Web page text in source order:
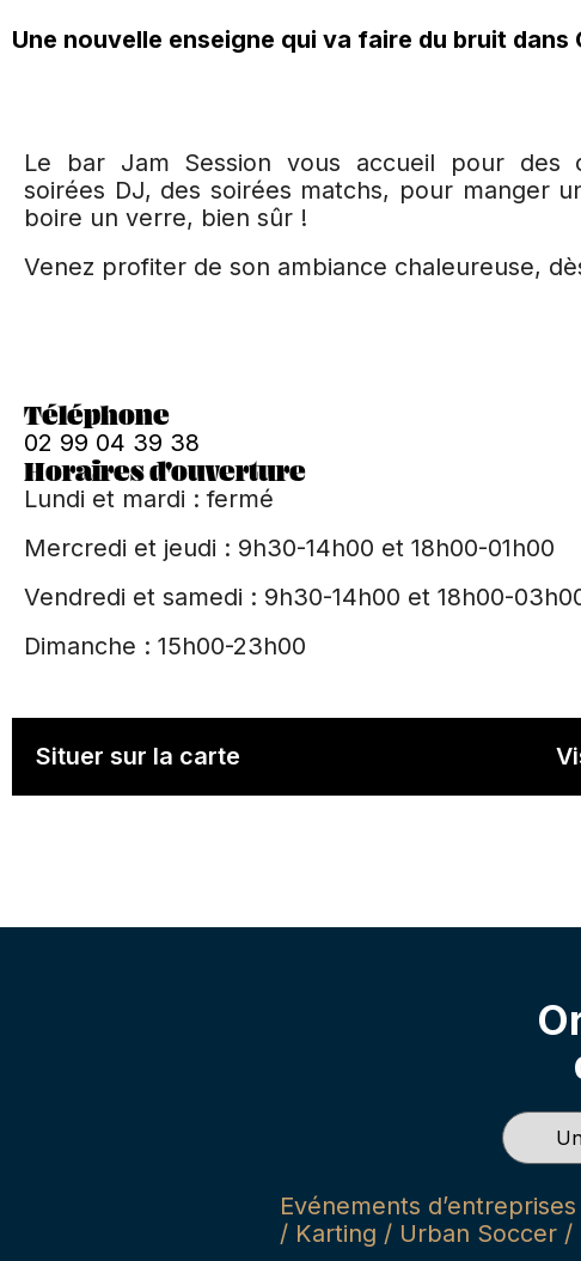
Une nouvelle enseigne qui va faire du bruit dans
Le bar Jam Session vous accueil pour des
soirées DJ, des soirées matchs, pour manger
boire un verre, bien sûr !
Venez profiter de son ambiance chaleureuse,
Téléphone
02 99 04 39 38
Horaires d'ouverture
Lundi et mardi : fermé
Mercredi et jeudi : 9h30-14h00 et 18h00-01h00
Vendredi et samedi : 9h30-14h00 et 18h00-
Dimanche : 15h00-23h00
Situer sur la carte
Evénements
/ Karting / Urban Soccer /